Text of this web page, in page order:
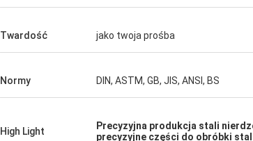
Twardość jako twoja prośba
Normy DIN, ASTM, GB, JIS, ANSI, BS
High Light Precyzyjna produkcja stali
precyzyjne części do obróbki